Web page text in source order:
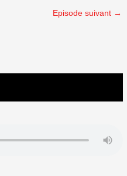
Episode suivant →